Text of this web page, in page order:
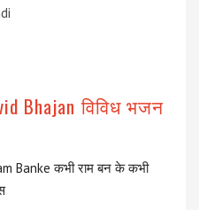
Bhajan विविध भजन
Banke कभी राम बन के कभी